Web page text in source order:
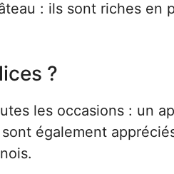
: ils sont riches en
?
les occasions : un
également